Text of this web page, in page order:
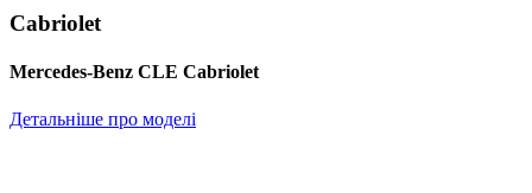
Cabriolet
Mercedes-Benz CLE Cabriolet
Детальніше про моделі